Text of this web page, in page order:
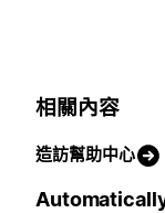
相關內容
造訪幫助中心